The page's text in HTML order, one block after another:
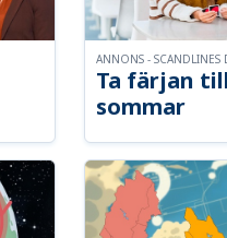
Ta färjan
sommar
ANNONS - SCANDLINES